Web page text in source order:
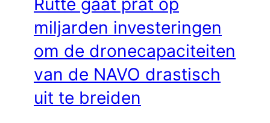
miljarden investeringen
om de dronecapaciteiten
van de NAVO drastisch
uit te breiden